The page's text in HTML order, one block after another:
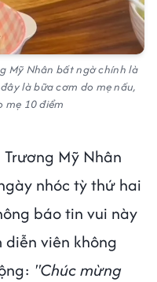
Mỹ Nhân bất ngờ chính là
là bữa cơm do mẹ nấu,
mẹ 10 điểm
Mỹ Nhân
nhóc tỳ thứ hai
báo tin vui này
viên không
"Chúc mừng